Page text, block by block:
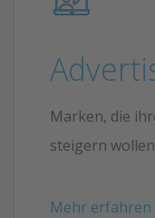
Marken, die
steigern wollen
Mehr erfahren